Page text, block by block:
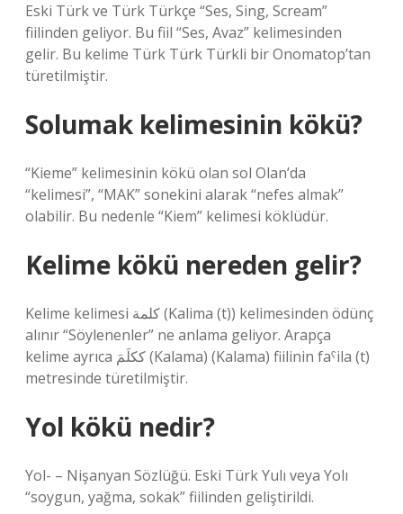
Eski Türk ve Türk Türkçe “Ses, Sing, Scream”
fiilinden geliyor. Bu fiil “Ses, Avaz” kelimesinden
gelir. Bu kelime Türk Türk Türkli bir Onomatop’tan
türetilmiştir.
Solumak kelimesinin kökü?
“Kieme” kelimesinin kökü olan sol Olan’da
“kelimesi”, “MAK” sonekini alarak “nefes almak”
olabilir. Bu nedenle “Kiem” kelimesi köklüdür.
Kelime kökü nereden gelir?
Kelime kelimesi كلمة (Kalima (t)) kelimesinden ödünç
alınır “Söylenenler” ne anlama geliyor. Arapça
kelime ayrıca ككلَمَ (Kalama) (Kalama) fiilinin faˁila (t)
metresinde türetilmiştir.
Yol kökü nedir?
Yol- – Nişanyan Sözlüğü. Eski Türk Yulı veya Yolı
“soygun, yağma, sokak” fiilinden geliştirildi.